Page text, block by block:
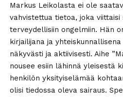
Markus Leikolasta ei ole
vahvistettua tietoa, joka viittaisi
terveydellisiin ongelmiin. Hän
kirjailijana ja
näkyvästi ja aktiivisesti. Aihe
nousee esiin lähinnä yleisestä
henkilön yksityiselämää
olisi tiedossa oleva sairaus.